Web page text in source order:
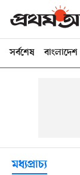
সর্বশেষ বাংলাদেশ
মধ্যপ্রাচ্য